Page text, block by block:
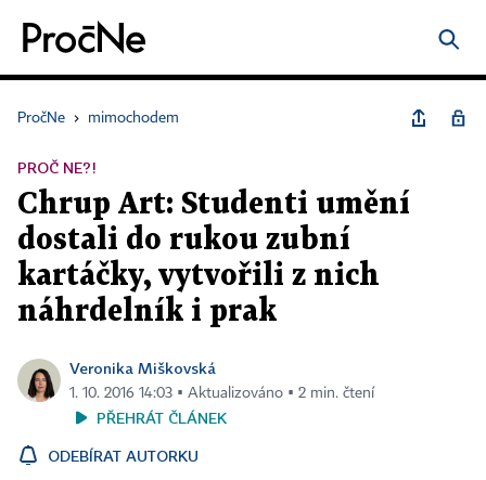
PročNe › mimochodem
PROČ NE?!
Chrup Art: Studenti umění
dostali do rukou zubní
kartáčky, vytvořili z nich
náhrdelník i prak
Veronika Miškovská
1. 10. 2016 14:03 ▪ Aktualizováno ▪ 2 min. čtení
PŘEHRÁT ČLÁNEK
ODEBÍRAT AUTORKU